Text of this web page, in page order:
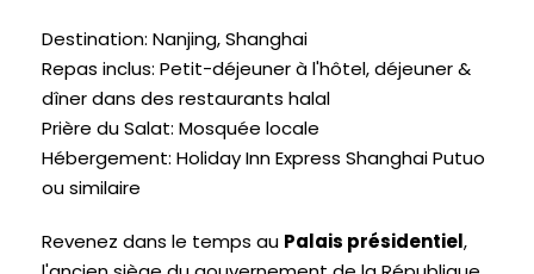
Destination: Nanjing, Shanghai
Repas inclus: Petit-déjeuner à l'hôtel, déjeuner &
dîner dans des restaurants halal
Prière du Salat: Mosquée locale
Hébergement: Holiday Inn Express Shanghai Putuo
ou similaire
Revenez dans le temps au Palais présidentiel,